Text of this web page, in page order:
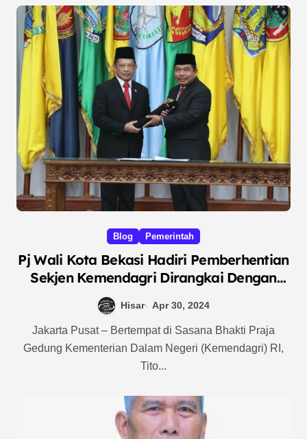
Blog Pemerintah
Pj Wali Kota Bekasi Hadiri Pemberhentian
Sekjen Kemendagri Dirangkai Dengan
Pelantikan Wakil Rektor IPDN
Hisar Apr 30, 2024
Jakarta Pusat – Bertempat di Sasana Bhakti Praja
Gedung Kementerian Dalam Negeri (Kemendagri) RI,
Tito...